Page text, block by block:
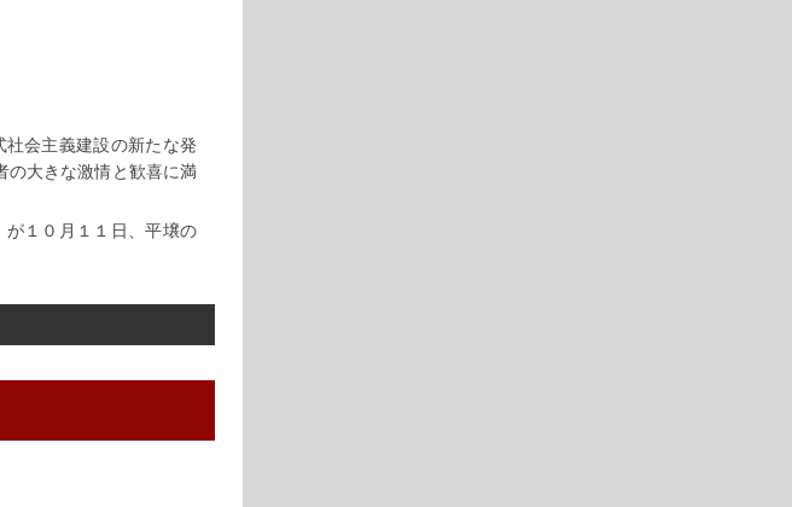
会主義建設の新たな発
の大きな激情と歓喜に満
１０月１１日、平壌の